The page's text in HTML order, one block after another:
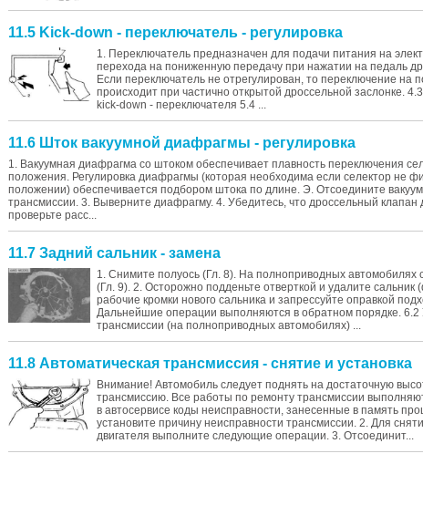
11.5 Kick-down - переключатель - регулировка
1. Переключатель предназначен для подачи питания на
перехода на пониженную передачу при нажатии на педаль
Если переключатель не отрегулирован, то переключение на
происходит при частично открытой дроссельной заслонке.
kick-down - переключателя 5.4 ...
11.6 Шток вакуумной диафрагмы - регулировка
1. Вакуумная диафрагма со штоком обеспечивает плавность переключения
положения. Регулировка диафрагмы (которая необходима если селектор не
положении) обеспечивается подбором штока по длине. Э. Отсоедините
трансмиссии. 3. Выверните диафрагму. 4. Убедитесь, что дроссельный
проверьте расс...
11.7 Задний сальник - замена
1. Снимите полуось (Гл. 8). На полноприводных автомобилях
(Гл. 9). 2. Осторожно подденьте отверткой и удалите
рабочие кромки нового сальника и запрессуйте оправкой
Дальнейшие операции выполняются в обратном порядке. 6.2
трансмиссии (на полноприводных автомобилях) ...
11.8 Автоматическая трансмиссия - снятие и установка
Внимание! Автомобиль следует поднять на достаточную
трансмиссию. Все работы по ремонту трансмиссии
в автосервисе коды неисправности, занесенные в память
установите причину неисправности трансмиссии. 2. Для
двигателя выполните следующие операции. 3. Отсоединит...